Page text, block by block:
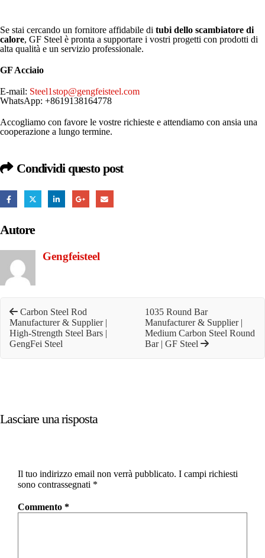
Se stai cercando un fornitore affidabile di tubi dello scambiatore di
calore, GF Steel è pronta a supportare i vostri progetti con prodotti di
alta qualità e un servizio professionale.
GF Acciaio
E-mail: Steel1stop@gengfeisteel.com
WhatsApp: +8619138164778
Accogliamo con favore le vostre richieste e attendiamo con ansia una
cooperazione a lungo termine.
Condividi questo post
Autore
Gengfeisteel
Carbon Steel Rod
Manufacturer & Supplier |
High-Strength Steel Bars |
GengFei Steel
1035 Round Bar
Manufacturer & Supplier |
Medium Carbon Steel Round
Bar | GF Steel
Lasciare una risposta
Il tuo indirizzo email non verrà pubblicato. I campi richiesti
sono contrassegnati *
Commento *